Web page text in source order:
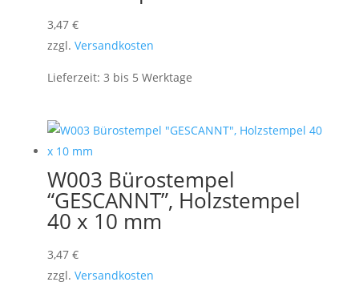
3,47 €
zzgl. Versandkosten
Lieferzeit: 3 bis 5 Werktage
W003 Bürostempel
“GESCANNT”, Holzstempel
40 x 10 mm
3,47 €
zzgl. Versandkosten